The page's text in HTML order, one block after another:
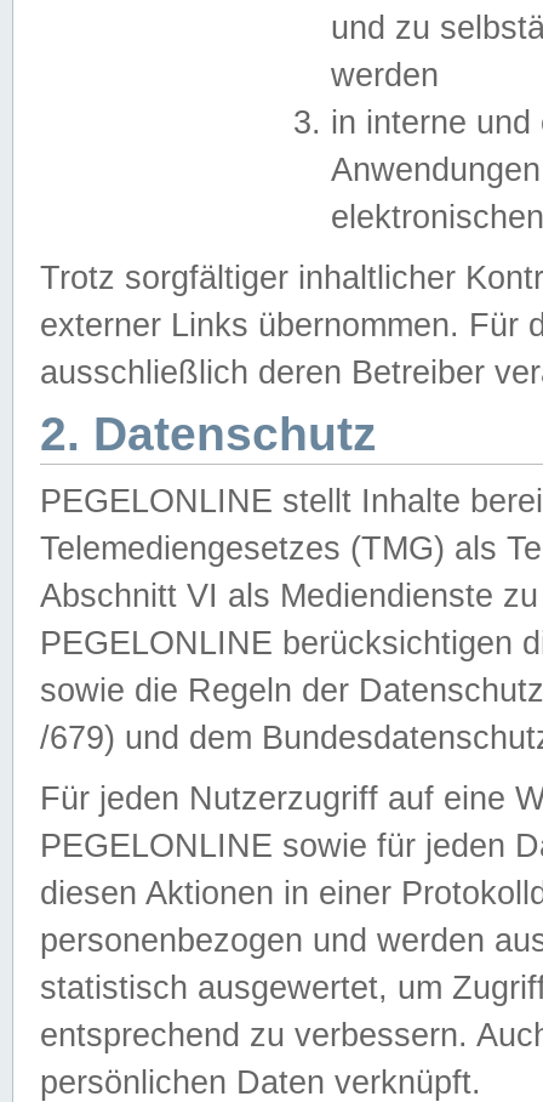
und zu
werden
in interne
Trotz sorgfältiger inhaltlicher
externer Links übernommen. Für
ausschließlich deren Betreiber
2. Datenschutz
PEGELONLINE stellt Inhalte
Telemediengesetzes (TMG) als
Abschnitt VI als Mediendienste
PEGELONLINE berücksichtigen
sowie die Regeln der
/679) und dem
Für jeden Nutzerzugriff auf eine
PEGELONLINE sowie für jeden
diesen Aktionen in einer
personenbezogen und werden
statistisch ausgewertet, um
entsprechend zu verbessern.
persönlichen Daten verknüpft.